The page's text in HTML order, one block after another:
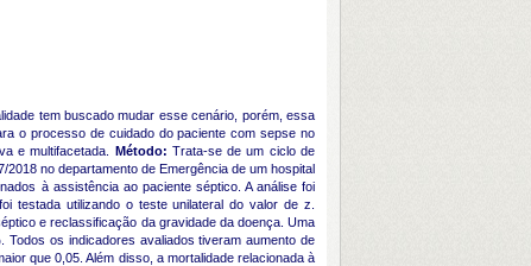
tem buscado mudar esse cenário, porém, essa
o processo de cuidado do paciente com sepse no
e multifacetada. Método: Trata-se de um ciclo de
no departamento de Emergência de um hospital
à assistência ao paciente séptico. A análise foi
testada utilizando o teste unilateral do valor de z.
e reclassificação da gravidade da doença. Uma
os indicadores avaliados tiveram aumento de
que 0,05. Além disso, a mortalidade relacionada à